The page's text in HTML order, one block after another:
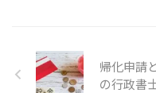
帰化申請
の行政書